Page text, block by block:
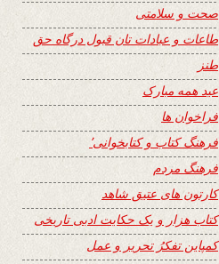
صحت و سلامتی
طاعات و عبادات تان قبول درگاه حق
طنز
عید همه مبارک
فراخوان ها
فرهنگ کتاب و کتابخوانی٬
فرهنگ مردم
کارتون های عتیق شاهد
کتاب هزار و یک حکایت ادبی تاریخی
کمپاین تفکرُ تحریر و عمل